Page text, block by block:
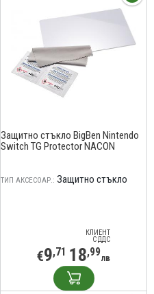
Защитно стъкло BigBen Nintendo
Switch TG Protector NACON
ТИП АКСЕСОАР.: Защитно стъкло
КЛИЕНТ
С ДДС
€9,71 18,99лв